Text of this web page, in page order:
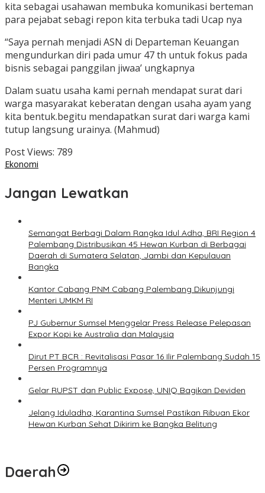
kita sebagai usahawan membuka komunikasi berteman
para pejabat sebagi repon kita terbuka tadi Ucap nya
“Saya pernah menjadi ASN di Departeman Keuangan
mengundurkan diri pada umur 47 th untuk fokus pada
bisnis sebagai panggilan jiwaa’ ungkapnya
Dalam suatu usaha kami pernah mendapat surat dari
warga masyarakat keberatan dengan usaha ayam yang
kita bentuk.begitu mendapatkan surat dari warga kami
tutup langsung urainya. (Mahmud)
Post Views: 789
Ekonomi
Jangan Lewatkan
Semangat Berbagi Dalam Rangka Idul Adha, BRI Region 4
Palembang Distribusikan 45 Hewan Kurban di Berbagai
Daerah di Sumatera Selatan, Jambi dan Kepulauan
Bangka
Kantor Cabang PNM Cabang Palembang Dikunjungi
Menteri UMKM RI
PJ Gubernur Sumsel Menggelar Press Release Pelepasan
Expor Kopi ke Australia dan Malaysia
Dirut PT BCR : Revitalisasi Pasar 16 Ilir Palembang Sudah 15
Persen Programnya
Gelar RUPST dan Public Expose, UNIQ Bagikan Deviden
Jelang Iduladha, Karantina Sumsel Pastikan Ribuan Ekor
Hewan Kurban Sehat Dikirim ke Bangka Belitung
Daerah